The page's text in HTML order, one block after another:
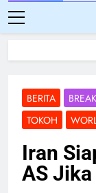
BERITA
TOKOH
Iran
AS Jika